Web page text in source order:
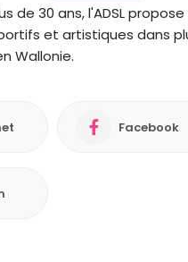
de 30 ans, l'ADSL
et artistiques dans
Wallonie.
Facebook